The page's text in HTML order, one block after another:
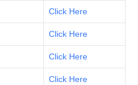
Click Here
Click Here
Click Here
Click Here